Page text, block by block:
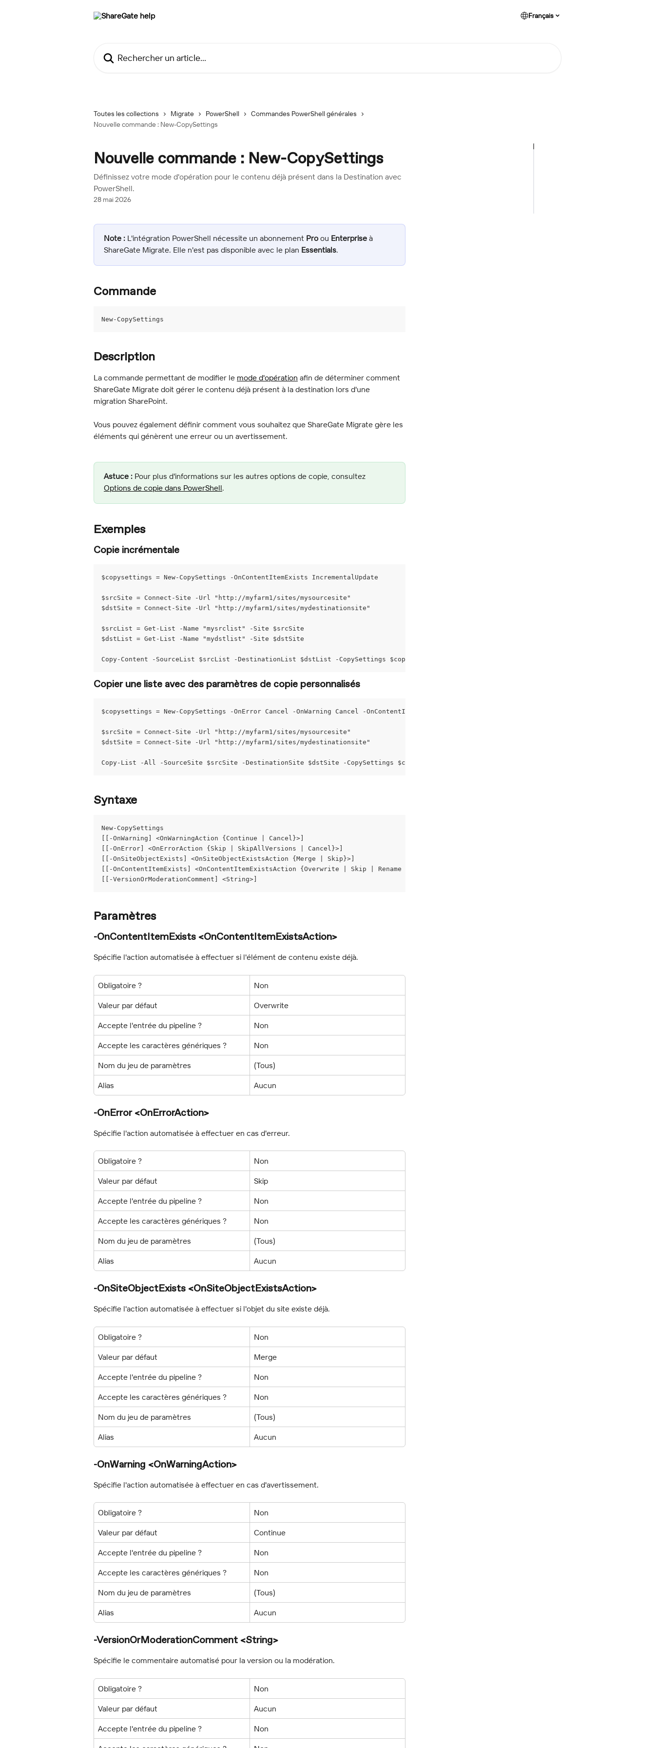
Français
Toutes les collections Migrate PowerShell
Commandes PowerShell générales
Nouvelle commande : New-CopySettings
Nouvelle commande : New-CopySettings
Définissez votre mode d'opération pour le contenu déjà présent dans la Destination avec
PowerShell.
28 mai 2026
Note : L'intégration PowerShell nécessite un abonnement Pro ou Enterprise à
ShareGate Migrate. Elle n'est pas disponible avec le plan Essentials.
Commande
New-CopySettings
Description
La commande permettant de modifier le mode d'opération afin de déterminer comment
ShareGate Migrate doit gérer le contenu déjà présent à la destination lors d'une
migration SharePoint.
Vous pouvez également définir comment vous souhaitez que ShareGate Migrate gère les
éléments qui génèrent une erreur ou un avertissement.
Astuce : Pour plus d'informations sur les autres options de copie, consultez
Options de copie dans PowerShell.
Exemples
Copie incrémentale
$copysettings = New-CopySettings -OnContentItemExists IncrementalUpdate
$srcSite = Connect-Site -Url "http://myfarm1/sites/mysourcesite"
$dstSite = Connect-Site -Url "http://myfarm1/sites/mydestinationsite"
$srcList = Get-List -Name "mysrclist" -Site $srcSite
$dstList = Get-List -Name "mydstlist" -Site $dstSite
Copy-Content -SourceList $srcList -DestinationList $dstList -CopySettings $copysettings
Copier une liste avec des paramètres de copie personnalisés
$copysettings = New-CopySettings -OnError Cancel -OnWarning Cancel -OnContentItemExists Skip -OnSiteObjectExists Skip -
$srcSite = Connect-Site -Url "http://myfarm1/sites/mysourcesite"
$dstSite = Connect-Site -Url "http://myfarm1/sites/mydestinationsite"
Copy-List -All -SourceSite $srcSite -DestinationSite $dstSite -CopySettings $copysettings
Syntaxe
New-CopySettings
[[-OnWarning] <OnWarningAction {Continue | Cancel}>]
[[-OnError] <OnErrorAction {Skip | SkipAllVersions | Cancel}>]
[[-OnSiteObjectExists] <OnSiteObjectExistsAction {Merge | Skip}>]
[[-OnContentItemExists] <OnContentItemExistsAction {Overwrite | Skip | Rename | IncrementalUpdate}>]
[[-VersionOrModerationComment] <String>]
Paramètres
-OnContentItemExists <OnContentItemExistsAction>
Spécifie l'action automatisée à effectuer si l'élément de contenu existe déjà.
Obligatoire ? Non
Valeur par défaut Overwrite
Accepte l'entrée du pipeline ? Non
Accepte les caractères génériques ? Non
Nom du jeu de paramètres (Tous)
Alias Aucun
-OnError <OnErrorAction>
Spécifie l'action automatisée à effectuer en cas d'erreur.
Obligatoire ? Non
Valeur par défaut Skip
Accepte l'entrée du pipeline ? Non
Accepte les caractères génériques ? Non
Nom du jeu de paramètres (Tous)
Alias Aucun
-OnSiteObjectExists <OnSiteObjectExistsAction>
Spécifie l'action automatisée à effectuer si l'objet du site existe déjà.
Obligatoire ? Non
Valeur par défaut Merge
Accepte l'entrée du pipeline ? Non
Accepte les caractères génériques ? Non
Nom du jeu de paramètres (Tous)
Alias Aucun
-OnWarning <OnWarningAction>
Spécifie l'action automatisée à effectuer en cas d'avertissement.
Obligatoire ? Non
Valeur par défaut Continue
Accepte l'entrée du pipeline ? Non
Accepte les caractères génériques ? Non
Nom du jeu de paramètres (Tous)
Alias Aucun
-VersionOrModerationComment <String>
Spécifie le commentaire automatisé pour la version ou la modération.
Obligatoire ? Non
Valeur par défaut Aucun
Accepte l'entrée du pipeline ? Non